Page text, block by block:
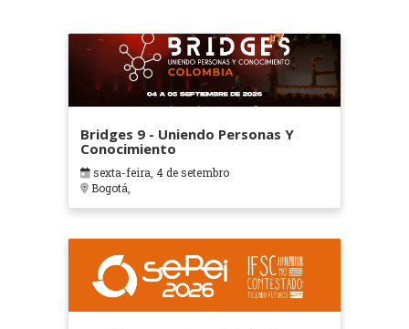
Bridges 9 - Uniendo Personas Y
Conocimiento
sexta-feira, 4 de setembro
Bogotá,